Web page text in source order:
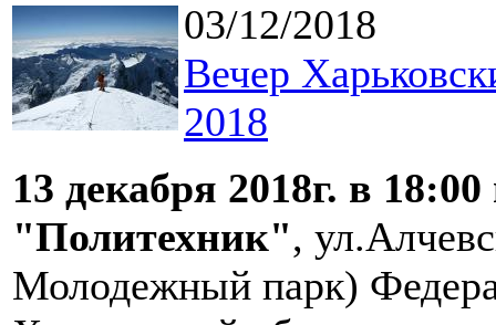
03/12/2018
Вечер
2018
13 декабря 2018г. в
"Политехник",
Молодежный парк)